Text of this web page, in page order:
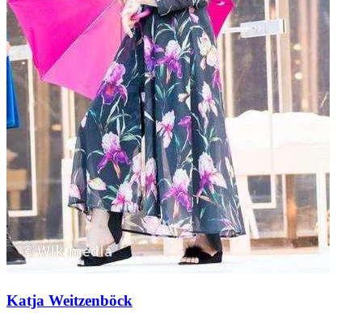
Katja Weitzenböck